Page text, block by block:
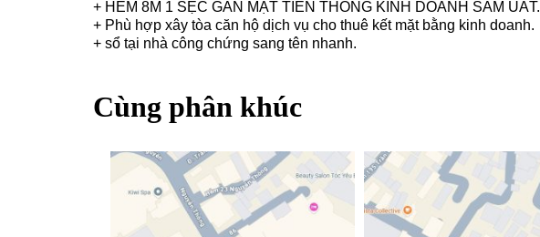
+ HẺM 8M 1 SẸC GẦN MẶT TIỀN THÔNG KINH DOANH SẦM UẤT.
+ Phù hợp xây tòa căn hộ dịch vụ cho thuê kết mặt bằng kinh doanh.
+ sổ tại nhà công chứng sang tên nhanh.
Cùng phân khúc